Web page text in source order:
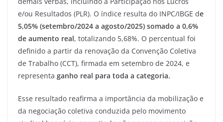
e/ou Resultados (PLR). O índice resulta do INPC/IBGE de
5,05% (setembro/2024 a agosto/2025) somado a 0,6%
de aumento real, totalizando 5,68%. O percentual foi
definido a partir da renovação da Convenção Coletiva
de Trabalho (CCT), firmada em setembro de 2024, e
representa ganho real para toda a categoria.
Esse resultado reafirma a importância da mobilização e
da negociação coletiva conduzida pelo movimento